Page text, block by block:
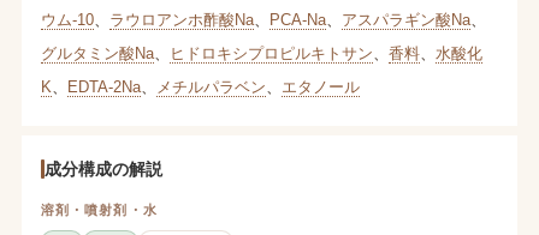
ウム-10、 ラウロアンホ酢酸Na、 PCA-Na、 アスパラギン酸Na、
グルタミン酸Na、 ヒドロキシプロピルキトサン 香料、 水酸化
K
EDTA-2Na、 メチルパラベン エタノール
成分構成の解説
溶剤・噴射剤・水